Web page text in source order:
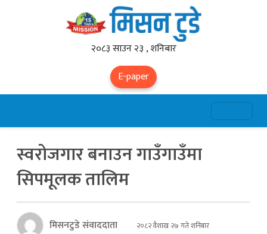
२०८३ साउन २३ , शनिबार
E-paper
स्वरोजगार बनाउन गाउँगाउँमा
सिपमूलक तालिम
मिसनटुडे संवाददाता २०८२ वैशाख २७ गते शनिबार